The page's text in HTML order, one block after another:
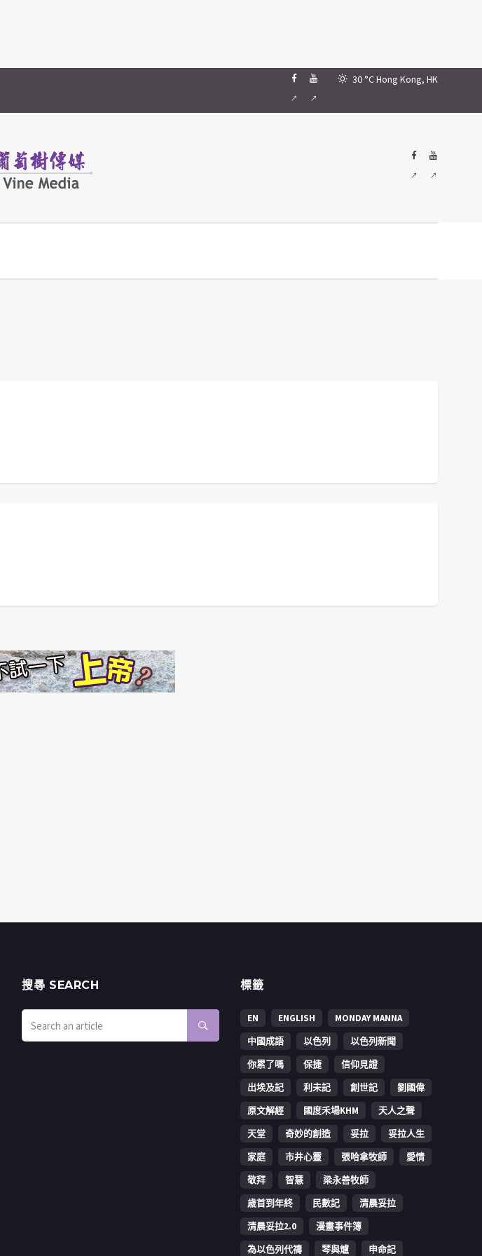
30 °CHong Kong, HK
搜㝷 SEARCH 標籤
EN ENGLISH
MONDAY MANNA
中國成語
以色列
以色列新聞
你累了嗎
保捷
信仰見證
出埃及記
利未記 創世記
劉國偉
原文解經
國度禾場KHM
天人之聲
天堂
奇妙的創造 妥拉
妥拉人生
家庭
市井心靈 張哈拿牧師
愛情
敬拜
智慧
梁永善牧師
歳首到年終
民數記
清晨妥拉
清晨妥拉2.0
漫畫事件簿
為以色列代禱
琴與爐 申命記